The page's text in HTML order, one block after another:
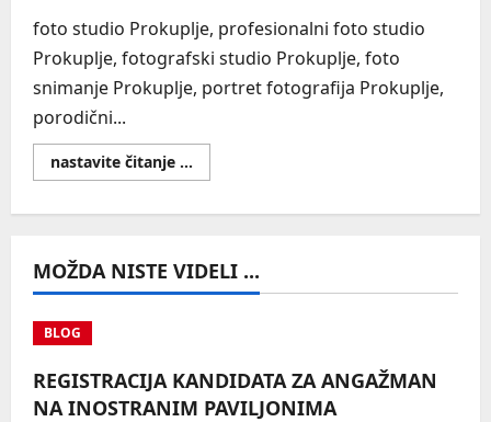
foto studio Prokuplje, profesionalni foto studio
Prokuplje, fotografski studio Prokuplje, foto
snimanje Prokuplje, portret fotografija Prokuplje,
porodični...
nastavite čitanje ...
more
MOŽDA NISTE VIDELI ...
BLOG
REGISTRACIJA KANDIDATA ZA ANGAŽMAN
NA INOSTRANIM PAVILJONIMA